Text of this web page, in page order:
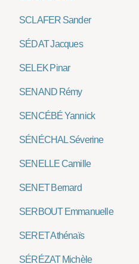
SCLAFER Sander
SÉDAT Jacques
SELEK Pinar
SENAND Rémy
SENCÉBÉ Yannick
SÉNÉCHAL Séverine
SENELLE Camille
SENET Bernard
SERBOUT Emmanuelle
SERET Athénaïs
SÉRÉZAT Michèle